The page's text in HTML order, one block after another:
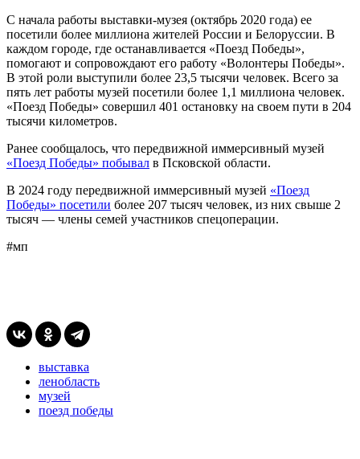
С начала работы выставки-музея (октябрь 2020 года) ее
посетили более миллиона жителей России и Белоруссии. В
каждом городе, где останавливается «Поезд Победы»,
помогают и сопровождают его работу «Волонтеры Победы».
В этой роли выступили более 23,5 тысячи человек. Всего за
пять лет работы музей посетили более 1,1 миллиона человек.
«Поезд Победы» совершил 401 остановку на своем пути в 204
тысячи километров.
Ранее сообщалось, что передвижной иммерсивный музей
«Поезд Победы» побывал в Псковской области.
В 2024 году передвижной иммерсивный музей «Поезд
Победы» посетили более 207 тысяч человек, из них свыше 2
тысяч — члены семей участников спецоперации.
#мп
выставка
ленобласть
музей
поезд победы